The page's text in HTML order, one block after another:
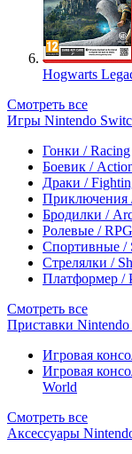
Hogwarts
Смотреть все
Игры Nintendo
Гонки / Racing
Боевик /
Драки /
Приключения
Бродилки /
Ролевые / RPG
Спортивные /
Стрелялки /
Платформер /
Смотреть все
Приставки Nintendo
Игровая
Игровая
World
Смотреть все
Аксессуары